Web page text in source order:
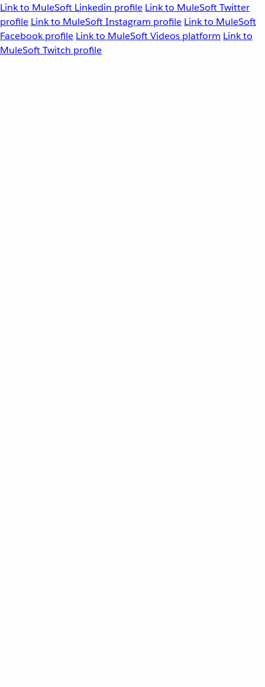
Link to MuleSoft Linkedin profile Link to MuleSoft Twitter
profile Link to MuleSoft Instagram profile Link to MuleSoft
Facebook profile Link to MuleSoft Videos platform Link to
MuleSoft Twitch profile